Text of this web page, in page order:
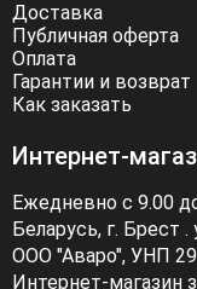
Доставка
Публичная оферта
Оплата
Гарантии и возврат
Как заказать
Интернет-
Ежедневно с 9.00
Беларусь, г. Брест
ООО "Аваро", УНП
Интернет-магазин